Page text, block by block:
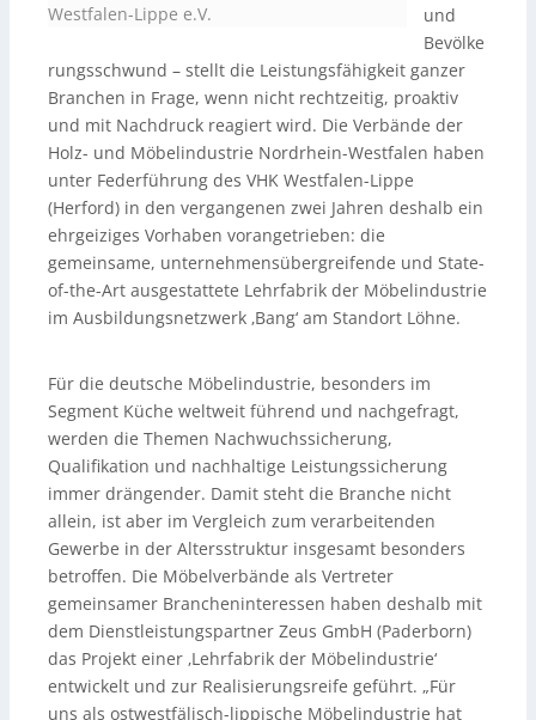
Westfalen-Lippe e.V.
und
Bevölke
rungsschwund – stellt die Leistungsfähigkeit ganzer
Branchen in Frage, wenn nicht rechtzeitig, proaktiv
und mit Nachdruck reagiert wird. Die Verbände der
Holz- und Möbelindustrie Nordrhein-Westfalen haben
unter Federführung des VHK Westfalen-Lippe
(Herford) in den vergangenen zwei Jahren deshalb ein
ehrgeiziges Vorhaben vorangetrieben: die
gemeinsame, unternehmensübergreifende und State-
of-the-Art ausgestattete Lehrfabrik der Möbelindustrie
im Ausbildungsnetzwerk ‚Bang‘ am Standort Löhne.
Für die deutsche Möbelindustrie, besonders im
Segment Küche weltweit führend und nachgefragt,
werden die Themen Nachwuchssicherung,
Qualifikation und nachhaltige Leistungssicherung
immer drängender. Damit steht die Branche nicht
allein, ist aber im Vergleich zum verarbeitenden
Gewerbe in der Altersstruktur insgesamt besonders
betroffen. Die Möbelverbände als Vertreter
gemeinsamer Brancheninteressen haben deshalb mit
dem Dienstleistungspartner Zeus GmbH (Paderborn)
das Projekt einer ‚Lehrfabrik der Möbelindustrie‘
entwickelt und zur Realisierungsreife geführt. „Für
uns als ostwestfälisch-lippische Möbelindustrie hat